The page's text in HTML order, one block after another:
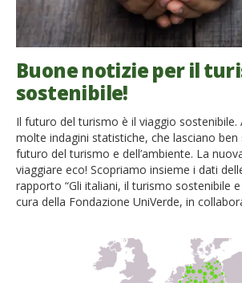
Buone notizie per il
sostenibile!
Il futuro del turismo è il viaggio sostenibile.
molte indagini statistiche, che lasciano ben
futuro del turismo e dell’ambiente. La
viaggiare eco! Scopriamo insieme i dati
rapporto “Gli italiani, il turismo sostenibile e
cura della Fondazione UniVerde, in